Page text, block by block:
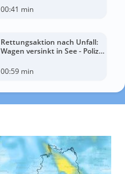
00:41 min
Rettungsaktion nach Unfall:
Wagen versinkt in See - Polizei
00:59 min